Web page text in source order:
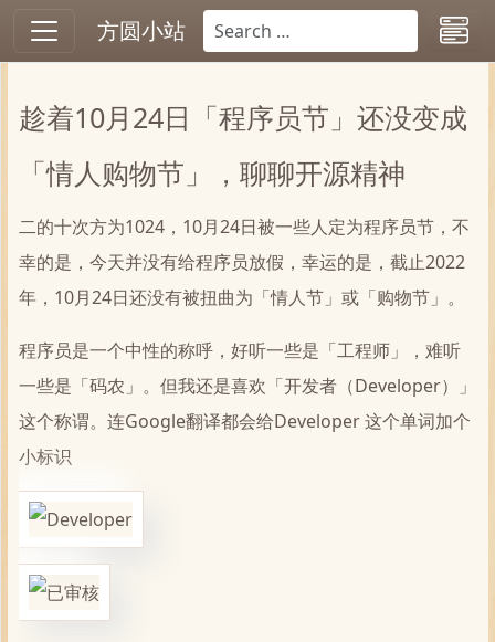
方圆小站
趁着10月24日「程序员节」还没变成
「情人购物节」，聊聊开源精神
二的十次方为1024，10月24日被一些人定为程序员节，不
幸的是，今天并没有给程序员放假，幸运的是，截止2022
年，10月24日还没有被扭曲为「情人节」或「购物节」。
程序员是一个中性的称呼，好听一些是「工程师」，难听
一些是「码农」。但我还是喜欢「开发者（Developer）」
这个称谓。连Google翻译都会给Developer 这个单词加个
小标识